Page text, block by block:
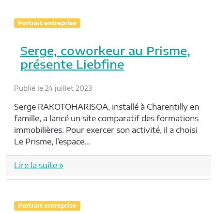
Portrait entreprise
Serge, coworkeur au Prisme,
présente Liebfine
Publié le 24 juillet 2023
Serge RAKOTOHARISOA, installé à Charentilly en
famille, a lancé un site comparatif des formations
immobilières. Pour exercer son activité, il a choisi
Le Prisme, l’espace…
Lire la suite »
Portrait entreprise